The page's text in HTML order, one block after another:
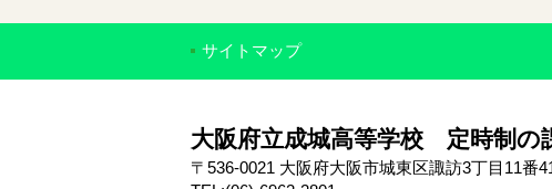
サイトマップ
大阪府立成城高等学校 定時制の
〒536-0021 大阪府大阪市城東区諏訪3丁目11番